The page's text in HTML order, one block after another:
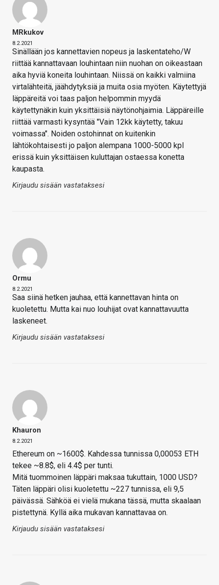
MRkukov
8.2.2021
Sinällään jos kannettavien nopeus ja laskentateho/W
riittää kannattavaan louhintaan niin nuohan on oikeastaan
aika hyviä koneita louhintaan. Niissä on kaikki valmiina
virtalähteitä, jäähdytyksiä ja muita osia myöten. Käytettyjä
läppäreitä voi taas paljon helpommin myydä
käytettynäkin kuin yksittäisiä näytönohjaimia. Läppäreille
riittää varmasti kysyntää "Vain 12kk käytetty, takuu
voimassa". Noiden ostohinnat on kuitenkin
lähtökohtaisesti jo paljon alempana 1000-5000 kpl
erissä kuin yksittäisen kuluttajan ostaessa konetta
kaupasta.
Kirjaudu sisään vastataksesi
Ormu
8.2.2021
Saa siinä hetken jauhaa, että kannettavan hinta on
kuoletettu. Mutta kai nuo louhijat ovat kannattavuutta
laskeneet.
Kirjaudu sisään vastataksesi
Khauron
8.2.2021
Ethereum on ~1600$. Kahdessa tunnissa 0,00053 ETH
tekee ~8.8$, eli 4.4$ per tunti.
Mitä tuommoinen läppäri maksaa tukuttain, 1000 USD?
Täten läppäri olisi kuoletettu ~227 tunnissa, eli 9,5
päivässä. Sähköä ei vielä mukana tässä, mutta skaalaan
pistettynä. Kyllä aika mukavan kannattavaa on.
Kirjaudu sisään vastataksesi